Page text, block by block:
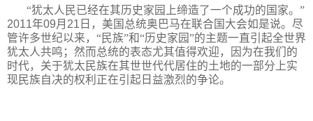
“犹太人民已经在其历史家园上缔造了一个成功的国家。”
2011年09月 21 日，美国总统奥巴马在联合国大会如是说。尽
管许多世纪以来，“民族”和“历史家园”的主题一直引起全世界
犹太人共鸣；然而总统的表态尤其值得欢迎，因为在我们的
时代，关于犹太民族在其世世代代居住的土地的一部分上实
现民族自决的权利正在引起日益激烈的争论。